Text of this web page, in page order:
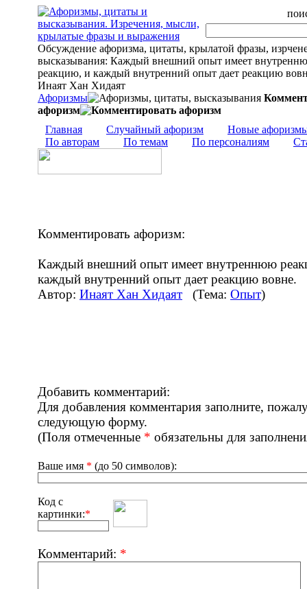
Обсуждение афоризма, цитаты, крылатой фразы,
высказывания: Каждый внешний опыт имеет
реакцию, и каждый внутренний опыт дает реакцию
Инаят Хан Хидаят
Афоризмы
афоризм
Главная
Случайный афоризм
Новые
По авторам
По темам По персоналиям
Комментировать афоризм:
Каждый внешний опыт имеет внутреннюю
каждый внутренний опыт дает реакцию вовне.
Автор: Инаят Хан Хидаят (Тема: Опыт)
Добавить комментарий:
Для добавления комментария заполните,
следующую форму.
(Поля отмеченные * обязательны для
Ваше имя * (до 50 символов):
Код с
картинки:*
Комментарий: *